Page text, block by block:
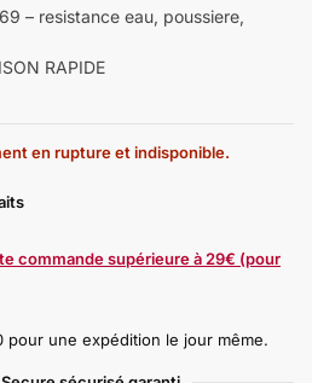
– resistance eau, poussiere,
RAPIDE
en rupture et indisponible.
commande supérieure à 29€ (pour
pour une expédition le jour même.